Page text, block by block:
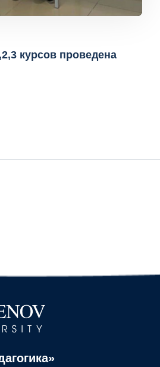
курсов проведена